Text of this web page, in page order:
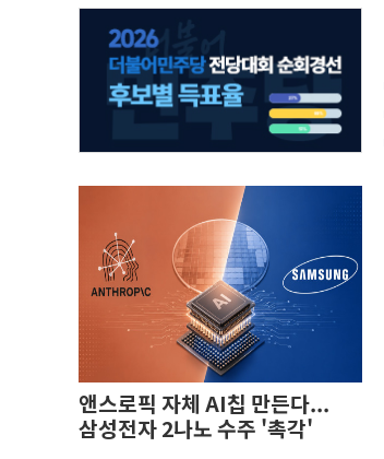
앤스로픽 자체 AI칩 만든다...
삼성전자 2나노 수주 '촉각'